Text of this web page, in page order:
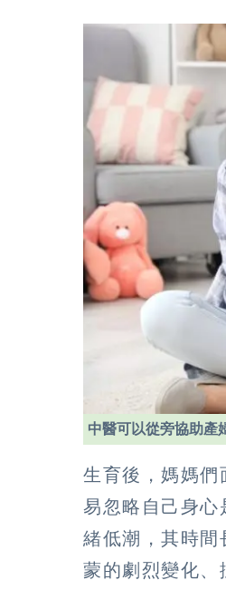
中醫可以從旁協助產
生育後，媽媽們
易忽略自己身心
緒低潮，其時間
蒙的劇烈變化、